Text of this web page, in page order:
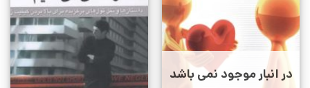
در انبار موجود نمی باشد